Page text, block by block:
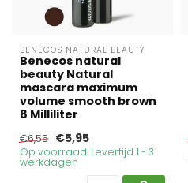
BENECOS NATURAL BEAUTY
Benecos natural
beauty Natural
mascara maximum
volume smooth brown
8 Milliliter
€6,55 €5,95
Op voorraad. Levertijd 1 - 3
werkdagen